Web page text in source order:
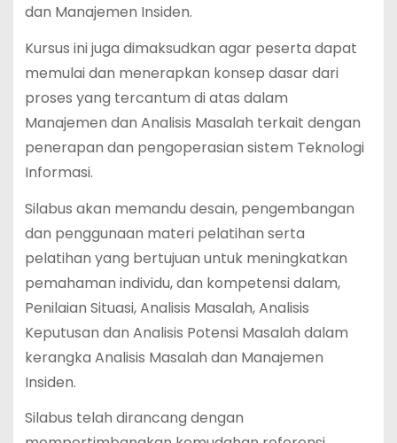
dan Manajemen Insiden.
Kursus ini juga dimaksudkan agar peserta dapat
memulai dan menerapkan konsep dasar dari
proses yang tercantum di atas dalam
Manajemen dan Analisis Masalah terkait dengan
penerapan dan pengoperasian sistem Teknologi
Informasi.
Silabus akan memandu desain, pengembangan
dan penggunaan materi pelatihan serta
pelatihan yang bertujuan untuk meningkatkan
pemahaman individu, dan kompetensi dalam,
Penilaian Situasi, Analisis Masalah, Analisis
Keputusan dan Analisis Potensi Masalah dalam
kerangka Analisis Masalah dan Manajemen
Insiden.
Silabus telah dirancang dengan